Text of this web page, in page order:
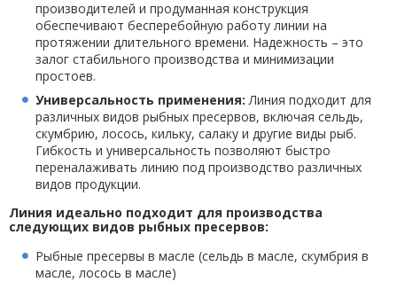
производителей и продуманная конструкция
обеспечивают бесперебойную работу линии на
протяжении длительного времени. Надежность – это
залог стабильного производства и минимизации
простоев.
Универсальность применения: Линия подходит для
различных видов рыбных пресервов, включая сельдь,
скумбрию, лосось, кильку, салаку и другие виды рыб.
Гибкость и универсальность позволяют быстро
переналаживать линию под производство различных
видов продукции.
Линия идеально подходит для производства
следующих видов рыбных пресервов:
Рыбные пресервы в масле (сельдь в масле, скумбрия в
масле, лосось в масле)